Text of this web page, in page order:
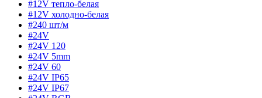
#12V тепло-белая
#12V холодно-белая
#240 шт/м
#24V
#24V 120
#24V 5mm
#24V 60
#24V IP65
#24V IP67